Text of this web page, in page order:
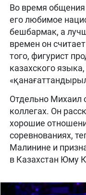
Во время
его любимое
бешбармак, а
времен он
того, фигурист
казахского
Отдельно Михаил
коллегах. Он
хорошие
соревнованиях,
Малинине и
в Казахстан Юму